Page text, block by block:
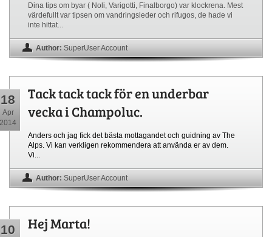
Dina tips om byar ( Noli, Varigotti, Finalborgo) var klockrena. Mest
värdefullt var tipsen om vandringsleder och rifugos, de hade vi
inte hittat...
Author: SuperUser Account
18
Apr
2014
Tack tack tack för en underbar
vecka i Champoluc.
Anders och jag fick det bästa mottagandet och guidning av The
Alps. Vi kan verkligen rekommendera att använda er av dem.
Vi...
Author: SuperUser Account
10 Hej Marta!